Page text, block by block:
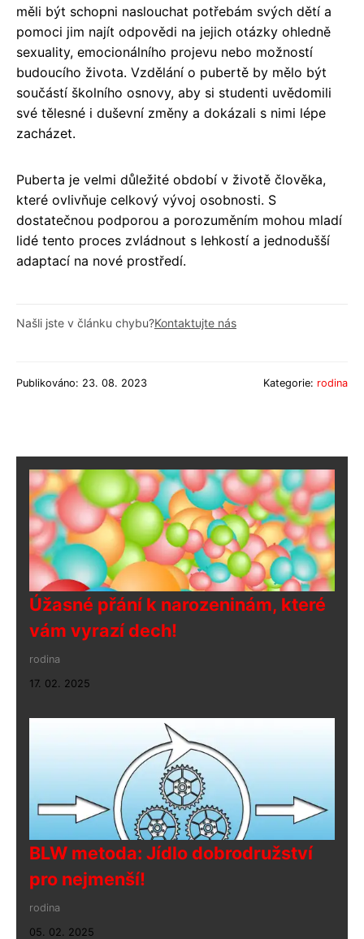
měli být schopni naslouchat potřebám svých dětí a
pomoci jim najít odpovědi na jejich otázky ohledně
sexuality, emocionálního projevu nebo možností
budoucího života. Vzdělání o pubertě by mělo být
součástí školního osnovy, aby si studenti uvědomili
své tělesné i duševní změny a dokázali s nimi lépe
zacházet.
Puberta je velmi důležité období v životě člověka,
které ovlivňuje celkový vývoj osobnosti. S
dostatečnou podporou a porozuměním mohou mladí
lidé tento proces zvládnout s lehkostí a jednodušší
adaptací na nové prostředí.
Našli jste v článku chybu?Kontaktujte nás
Publikováno: 23. 08. 2023 Kategorie: rodina
Úžasné přání k narozeninám, které
vám vyrazí dech!
rodina
17. 02. 2025
BLW metoda: Jídlo dobrodružství
pro nejmenší!
rodina
05. 02. 2025